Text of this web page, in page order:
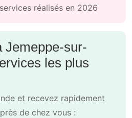
réalisés en 2026
Jemeppe-sur-
les plus
et recevez rapidement
de chez vous :